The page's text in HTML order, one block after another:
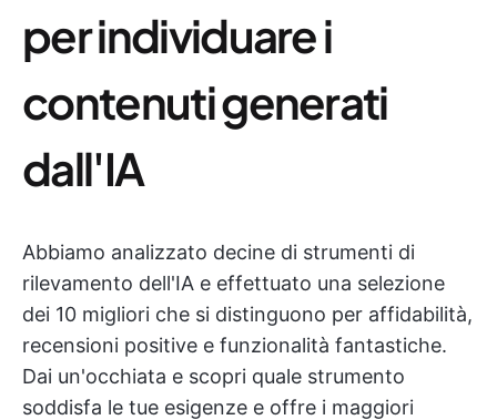
per individuare i
contenuti generati
dall'IA
Abbiamo analizzato decine di strumenti di
rilevamento dell'IA e effettuato una selezione
dei 10 migliori che si distinguono per affidabilità,
recensioni positive e funzionalità fantastiche.
Dai un'occhiata e scopri quale strumento
soddisfa le tue esigenze e offre i maggiori